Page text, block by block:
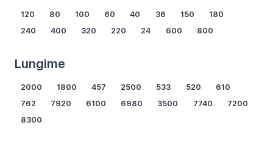
produsului.
produsului.
Granulație
120 80 100 60 40 36 150
180
240
400 320 220 24 600 800
Lungime
Lungime
2000 1800 457 2500 533 520
610
762
7920 6100 6980 3500 7740
7200
8300